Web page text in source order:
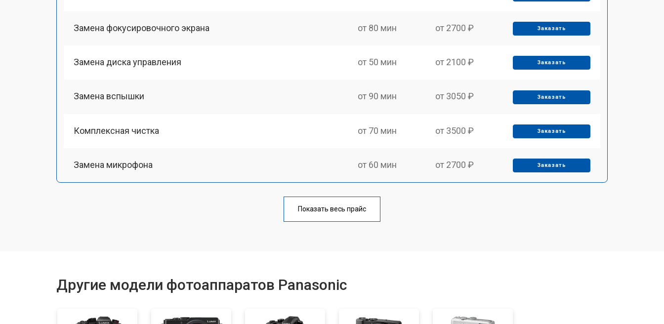
Замена фокусировочного экрана от 80 мин от 2700 ₽ Заказать
Замена диска управления от 50 мин от 2100 ₽ Заказать
Замена вспышки от 90 мин от 3050 ₽ Заказать
Комплексная чистка от 70 мин от 3500 ₽ Заказать
Замена микрофона от 60 мин от 2700 ₽ Заказать
от 70 мин
Показать весь прайс
Другие модели фотоаппаратов Panasonic